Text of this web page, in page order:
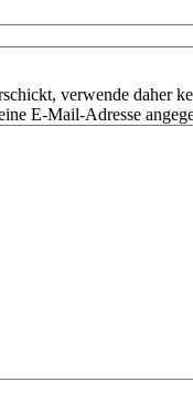
verwende daher
E-Mail-Adresse